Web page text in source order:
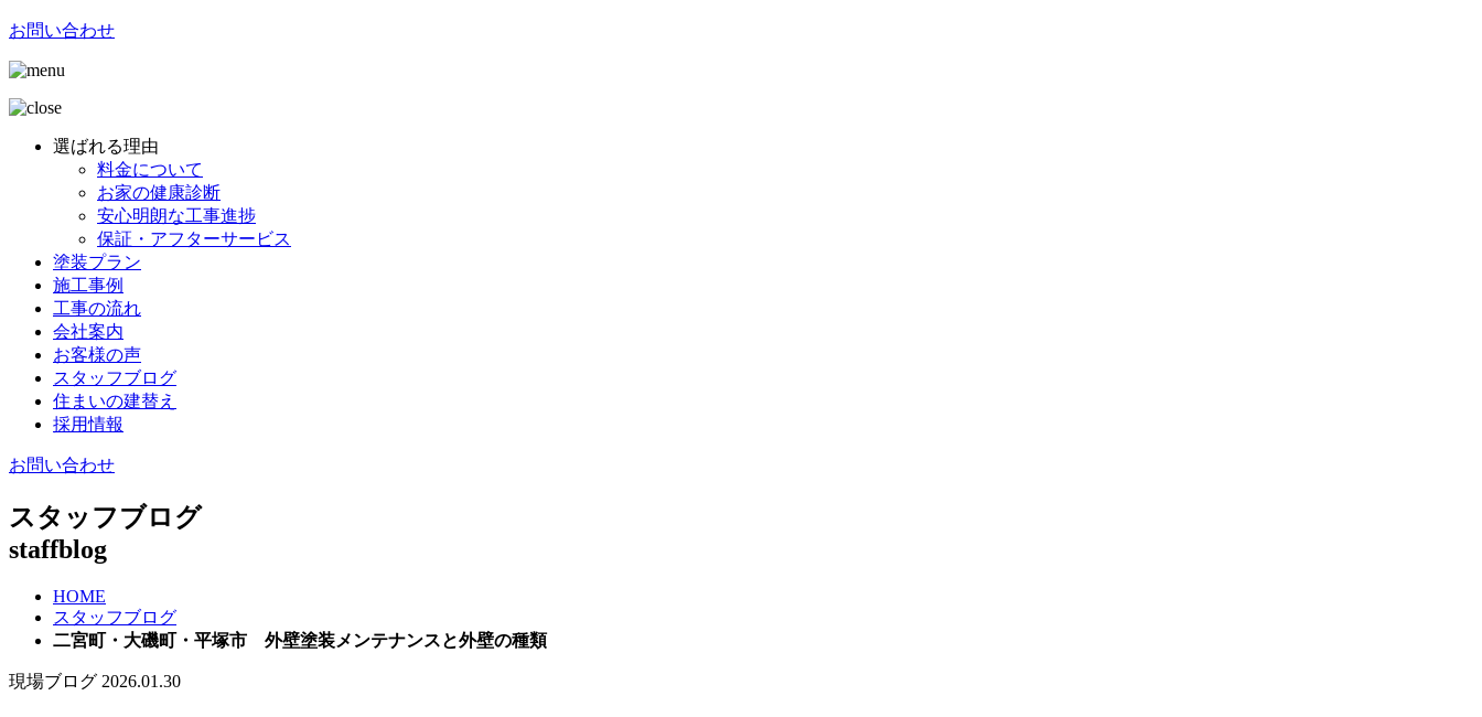
お問い合わせ
選ばれる理由
料金について
お家の健康診断
安心明朗な工事進捗
保証・アフターサービス
塗装プラン
施工事例
工事の流れ
会社案内
お客様の声
スタッフブログ
住まいの建替え
採用情報
お問い合わせ
スタッフブログ
staffblog
HOME
スタッフブログ
二宮町・大磯町・平塚市 外壁塗装メンテナンスと外壁の種類
現場ブログ 2026.01.30